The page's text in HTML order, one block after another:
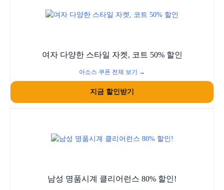
여자 다양한 스타일 자켓, 코트 50% 할인
아소스 쿠폰 전체 보기 →
지금 할인받기
남성 명품시계 클리어런스 80% 할인!